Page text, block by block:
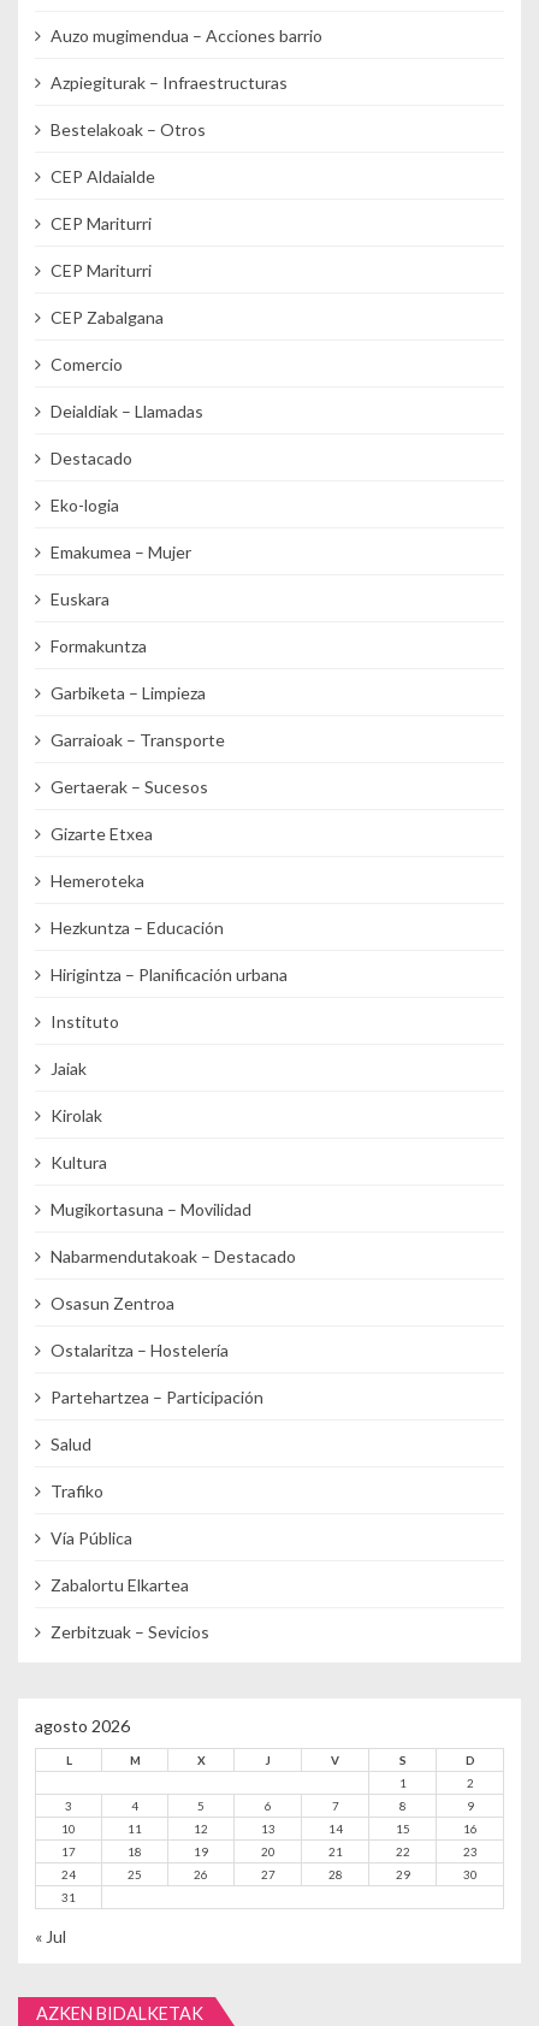
Auzo mugimendua – Acciones barrio
Azpiegiturak – Infraestructuras
Bestelakoak – Otros
CEP Aldaialde
CEP Mariturri
CEP Mariturri
CEP Zabalgana
Comercio
Deialdiak – Llamadas
Destacado
Eko-logia
Emakumea – Mujer
Euskara
Formakuntza
Garbiketa – Limpieza
Garraioak – Transporte
Gertaerak – Sucesos
Gizarte Etxea
Hemeroteka
Hezkuntza – Educación
Hirigintza – Planificación urbana
Instituto
Jaiak
Kirolak
Kultura
Mugikortasuna – Movilidad
Nabarmendutakoak – Destacado
Osasun Zentroa
Ostalaritza – Hostelería
Partehartzea – Participación
Salud
Trafiko
Vía Pública
Zabalortu Elkartea
Zerbitzuak – Sevicios
agosto 2026
L M X J V S
D
1
2
3
4 5 6 7 8
9
10
11 12 13 14 15
16
17
18 19 20 21 22
23
24
25 26 27 28 29
30
31
« Jul
AZKEN BIDALKETAK